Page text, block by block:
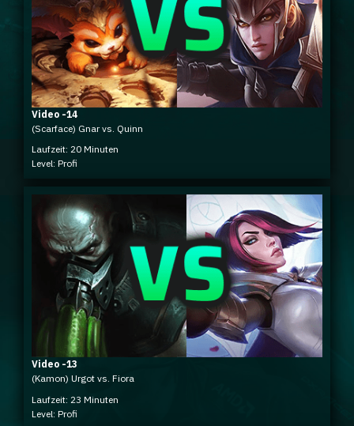
Video -14
(Scarface) Gnar vs. Quinn
Laufzeit: 20 Minuten
Level: Profi
Video -13
(Kamon) Urgot vs. Fiora
Laufzeit: 23 Minuten
Level: Profi